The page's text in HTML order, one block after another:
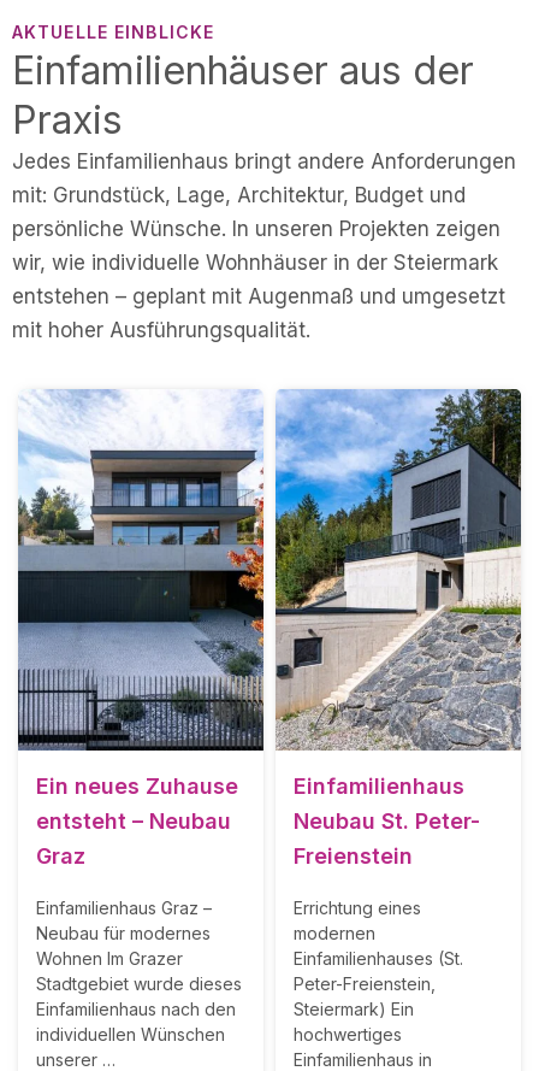
AKTUELLE EINBLICKE
Einfamilienhäuser aus der
Praxis
Jedes Einfamilienhaus bringt andere Anforderungen
mit: Grundstück, Lage, Architektur, Budget und
persönliche Wünsche. In unseren Projekten zeigen
wir, wie individuelle Wohnhäuser in der Steiermark
entstehen – geplant mit Augenmaß und umgesetzt
mit hoher Ausführungsqualität.
Ein neues Zuhause
entsteht – Neubau
Graz
Einfamilienhaus Graz –
Neubau für modernes
Wohnen Im Grazer
Stadtgebiet wurde dieses
Einfamilienhaus nach den
individuellen Wünschen
unserer …
Einfamilienhaus
Neubau St. Peter-
Freienstein
Errichtung eines
modernen
Einfamilienhauses (St.
Peter-Freienstein,
Steiermark) Ein
hochwertiges
Einfamilienhaus in